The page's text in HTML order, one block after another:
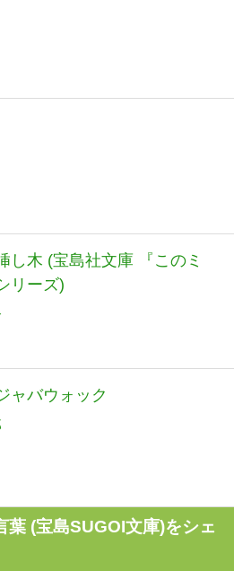
し木 (宝島社文庫 『このミ
リーズ)
ャバウォック
葉 (宝島SUGOI文庫)をシェ